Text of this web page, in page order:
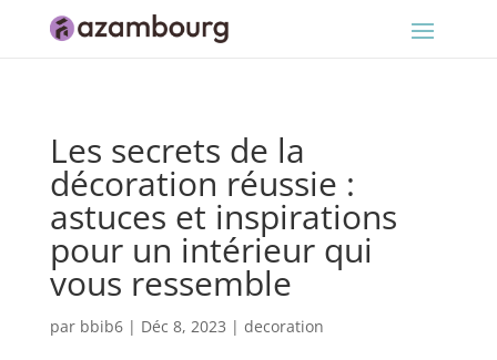
Les secrets de la
décoration réussie :
astuces et inspirations
pour un intérieur qui
vous ressemble
par bbib6| Déc 8, 2023 | decoration